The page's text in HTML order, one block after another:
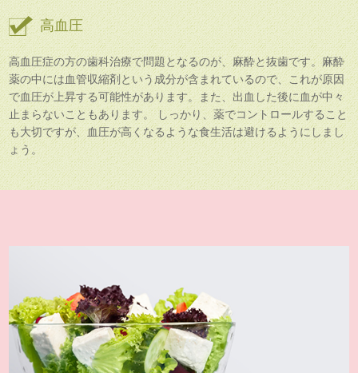
高血圧
高血圧症の方の歯科治療で問題となるのが、麻酔と抜歯です。麻酔
薬の中には血管収縮剤という成分が含まれているので、これが原因
で血圧が上昇する可能性があります。また、出血した後に血が中々
止まらないこともあります。 しっかり、薬でコントロールすること
も大切ですが、血圧が高くなるような食生活は避けるようにしまし
ょう。